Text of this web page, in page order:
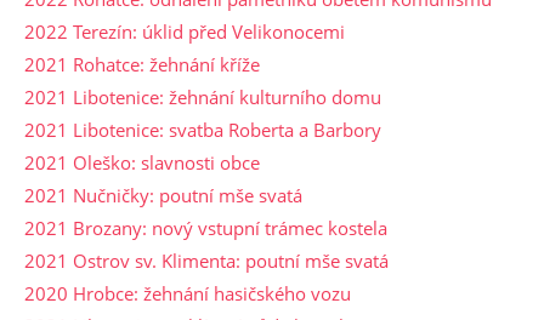
2022 Terezín: úklid před Velikonocemi
2021 Rohatce: žehnání kříže
2021 Libotenice: žehnání kulturního domu
2021 Libotenice: svatba Roberta a Barbory
2021 Oleško: slavnosti obce
2021 Nučničky: poutní mše svatá
2021 Brozany: nový vstupní trámec kostela
2021 Ostrov sv. Klimenta: poutní mše svatá
2020 Hrobce: žehnání hasičského vozu